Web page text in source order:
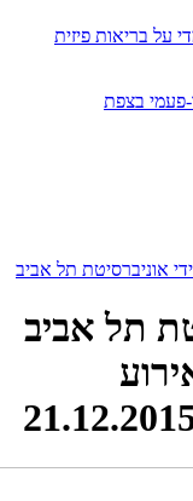
על בריאות פיזית
פעמי בצפת
אוניברסיטת תל אביב
תל אביב